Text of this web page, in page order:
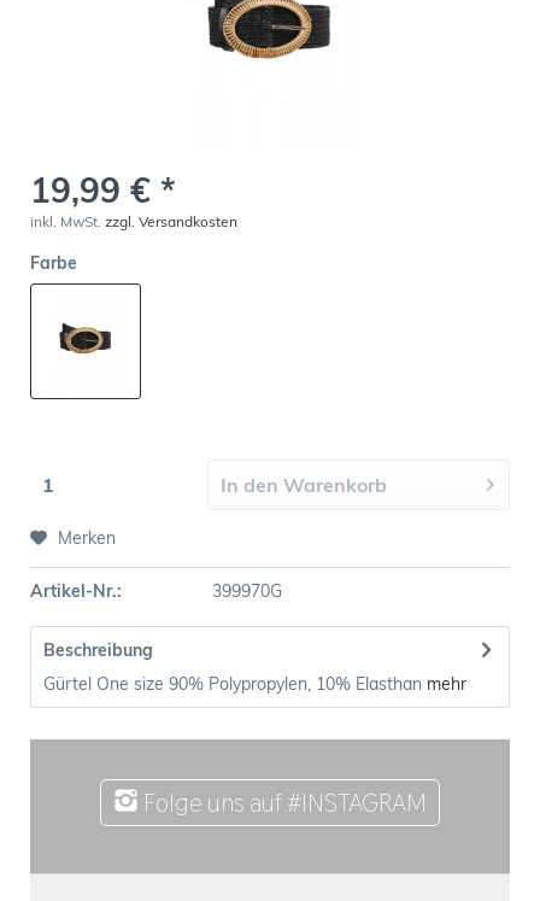
19,99 € *
inkl. MwSt. zzgl. Versandkosten
Farbe
In den Warenkorb
Merken
Artikel-Nr.: 399970G
Beschreibung
Gürtel One size 90% Polypropylen, 10% Elasthan mehr
Folge uns auf #INSTAGRAM